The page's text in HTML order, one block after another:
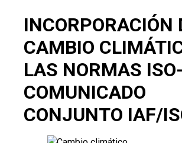
INCORPORACIÓN
CAMBIO
LAS NORMAS ISO-
COMUNICADO
CONJUNTO IAF/